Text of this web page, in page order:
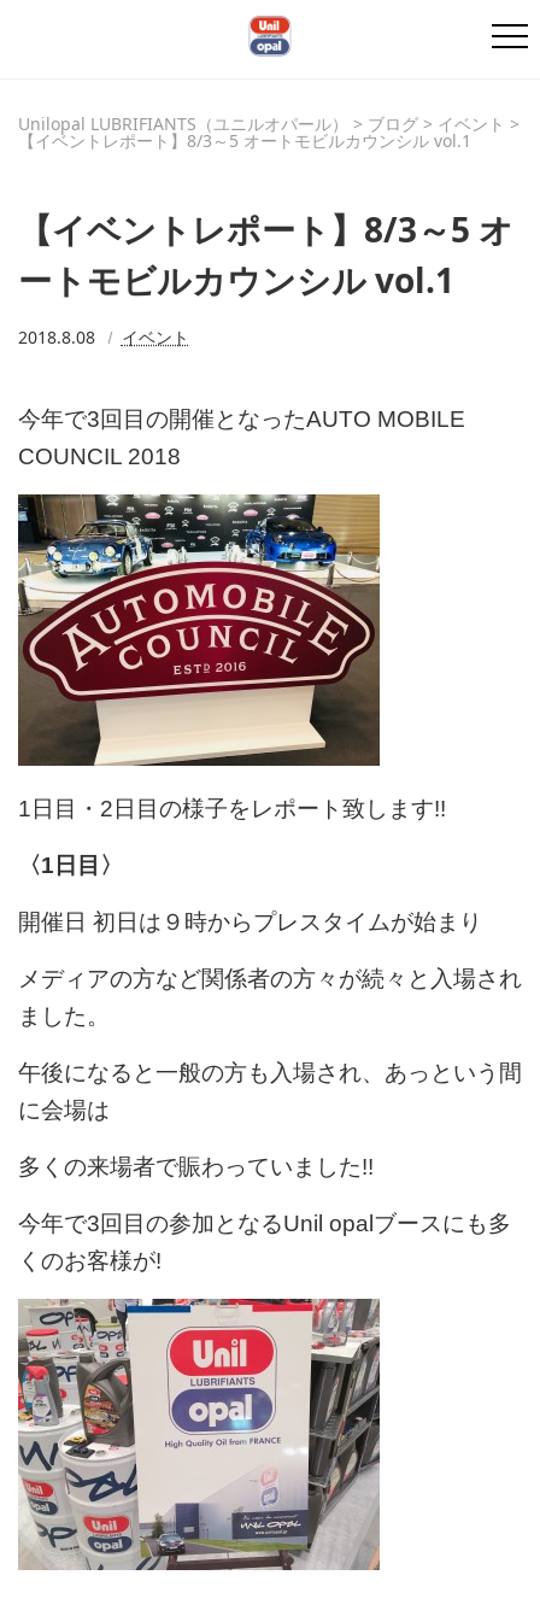
Unilopal LUBRIFIANTS（ユニルオパール） > ブログ > イベント >
【イベントレポート】8/3～5 オートモビルカウンシル vol.1
【イベントレポート】8/3～5 オ
ートモビルカウンシル vol.1
2018.8.08 イベント
今年で3回目の開催となったAUTO MOBILE
COUNCIL 2018
1日目・2日目の様子をレポート致します!!
〈1日目〉
開催日 初日は９時からプレスタイムが始まり
メディアの方など関係者の方々が続々と入場され
ました。
午後になると一般の方も入場され、あっという間
に会場は
多くの来場者で賑わっていました!!
今年で3回目の参加となるUnil opalブースにも多
くのお客様が!